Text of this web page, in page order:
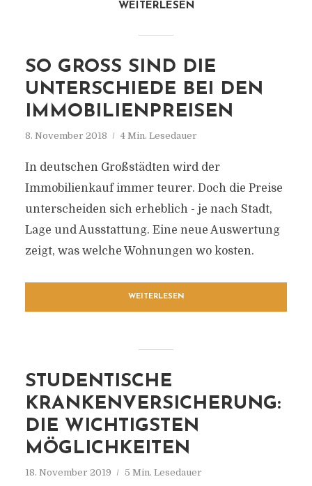
WEITERLESEN
SO GROSS SIND DIE U
NTERSCHIEDE BEI DEN I
MMOBILIENPREISEN
8. November 2018 4 Min. Lesedauer
In deutschen Großstädten wird der
Immobilienkauf immer teurer. Doch die Preise
unterscheiden sich erheblich - je nach Stadt,
Lage und Ausstattung. Eine neue Auswertung
zeigt, was welche Wohnungen wo kosten.
WEITERLESEN
STUDENTISCHE
KRANKENVERSICHERUNG:
DIE WICHTIGSTEN
MÖGLICHKEITEN
18. November 2019 5 Min. Lesedauer